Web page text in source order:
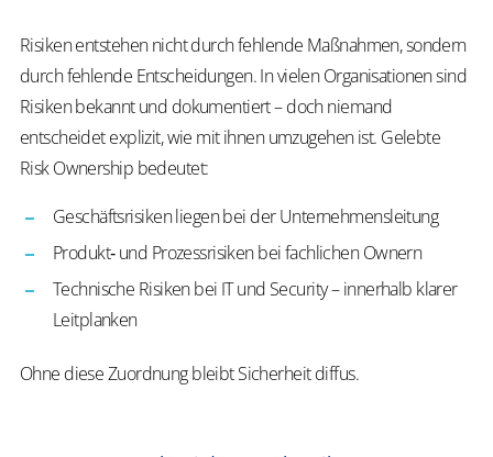
Risiken entstehen nicht durch fehlende Maßnahmen, sondern
durch fehlende Entscheidungen. In vielen Organisationen sind
Risiken bekannt und dokumentiert – doch niemand
entscheidet explizit, wie mit ihnen umzugehen ist. Gelebte
Risk Ownership bedeutet:
Geschäftsrisiken liegen bei der Unternehmensleitung
Produkt‑ und Prozessrisiken bei fachlichen Ownern
Technische Risiken bei IT und Security – innerhalb klarer
Leitplanken
Ohne diese Zuordnung bleibt Sicherheit diffus.